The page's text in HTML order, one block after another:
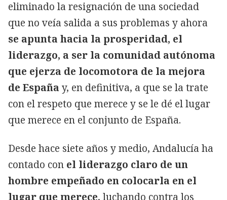
eliminado la resignación de una sociedad
que no veía salida a sus problemas y ahora
se apunta hacia la prosperidad, el
liderazgo, a ser la comunidad autónoma
que ejerza de locomotora de la mejora
de España y, en definitiva, a que se la trate
con el respeto que merece y se le dé el lugar
que merece en el conjunto de España.
Desde hace siete años y medio, Andalucía ha
contado con el liderazgo claro de un
hombre empeñado en colocarla en el
lugar que merece, luchando contra los